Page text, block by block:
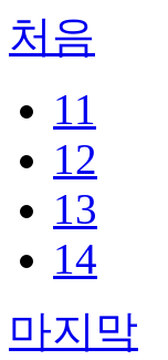
처음
11
12
13
14
마지막